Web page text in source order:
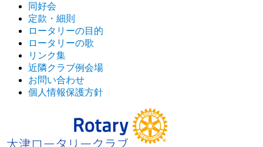
同好会
定款・細則
ロータリーの目的
ロータリーの歌
リンク集
近隣クラブ例会場
お問い合わせ
個人情報保護方針